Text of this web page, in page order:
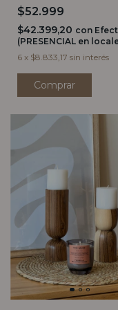
$52.999
$42.399,20 con
(PRESENCIAL en
6 x $8.833,17 sin interés
Comprar